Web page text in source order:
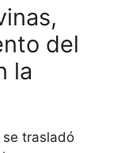
del
la
se trasladó